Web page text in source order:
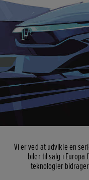
Vi er ved at udvikle en
biler til salg i Europa
teknologier